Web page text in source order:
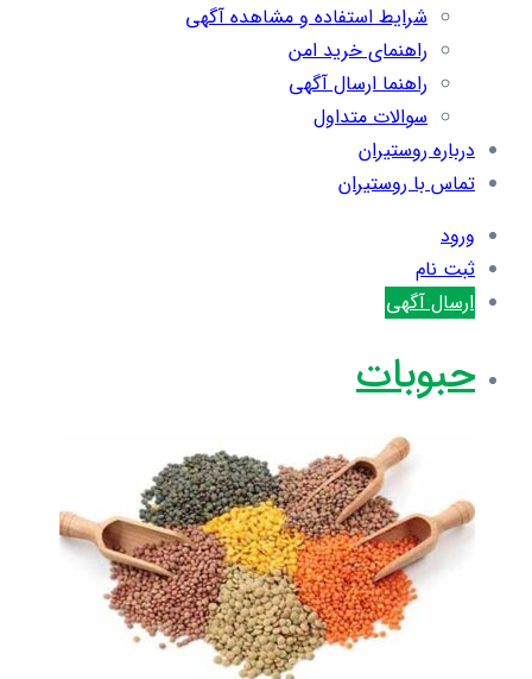
شرایط استفاده و مشاهده آگهی
راهنمای خرید امن
راهنما ارسال آگهی
سوالات متداول
درباره روستیران
تماس با روستیران
ورود
ثبت نام
ارسال آگهی
حبوبات